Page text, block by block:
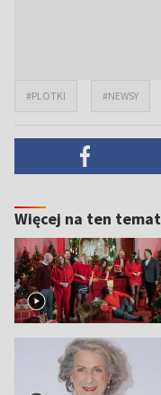
#PLOTKI #NEWSY
Więcej na ten temat